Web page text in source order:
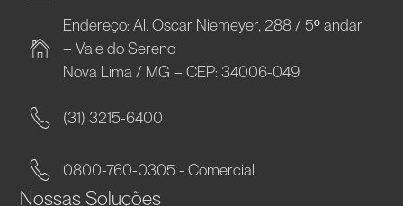
Endereço: Al. Oscar Niemeyer, 288 / 5º andar
– Vale do Sereno
Nova Lima / MG – CEP: 34006-049
(31) 3215-6400
0800-760-0305 - Comercial
Nossas Soluções